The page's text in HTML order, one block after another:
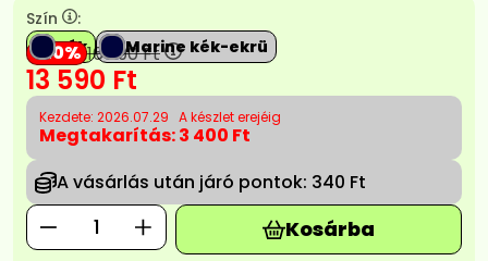
Szín
:
Kék
Marine kék-ekrü
20 16 990Ft
13 590 Ft
Kezdete: 2026.07.29 A készlet erejéig
Megtakarítás:3 400 Ft
A vásárlás után járó pontok: 340 Ft
Kosárba